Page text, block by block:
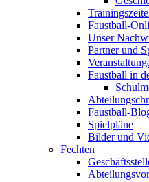
Faustball-
Unser
Partner und
Faustball in
Faustball-
Spielpläne
Bilder und
Fechten